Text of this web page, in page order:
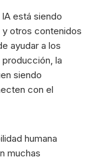
está siendo
y otros contenidos
ayudar a los
la
siendo
con el
humana
muchas